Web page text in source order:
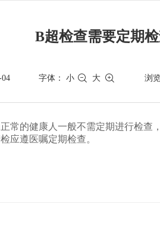
B超检查需要定期
字体： 小 大 浏
常的健康人一般不需定期进行检
应遵医嘱定期检查。